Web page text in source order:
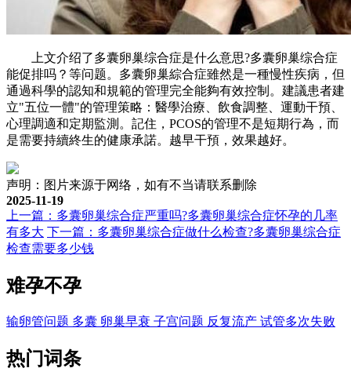
上文介绍了多囊卵巢综合症是什么意思?多囊卵巢综合症
能促排吗？等问题。多囊卵巢綜合症雖然是一種慢性疾病，但
通過科學的認知和規範的管理完全能夠有效控制。建議患者建
立"五位一體"的管理策略：醫學治療、飲食調整、運動干預、
心理調適和定期監測。記住，PCOS的管理不是短期行為，而
是需要持續終生的健康承諾。越早干預，效果越好。
声明：图片来源于网络，如有不当请联系删除
2025-11-19
上一篇：多囊卵巢综合症严重吗?多囊卵巢综合症怀孕的几率
有多大 下一篇：多囊卵巢综合症做什么检查?多囊卵巢综合症
检查需要多少钱
难孕不孕
输卵管问题 多囊 卵巢早衰 子宫问题 反复流产 试管多次失败
热门词条